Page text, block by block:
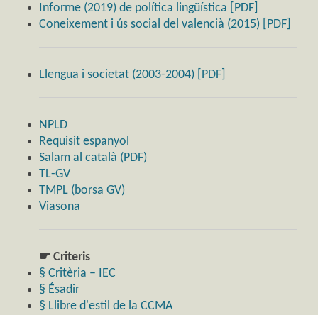
Informe (2019) de política lingüística [PDF]
Coneixement i ús social del valencià (2015) [PDF]
Llengua i societat (2003-2004) [PDF]
NPLD
Requisit espanyol
Salam al català (PDF)
TL-GV
TMPL (borsa GV)
Viasona
☛ Criteris
§ Critèria – IEC
§ Ésadir
§ Llibre d'estil de la CCMA